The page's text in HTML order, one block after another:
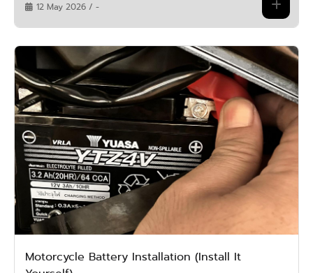
12 May 2026 / -
Motorcycle Battery Installation (Install It